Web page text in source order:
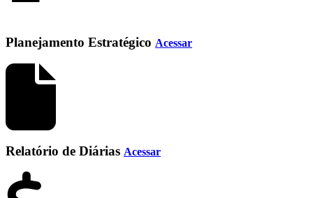
Planejamento Estratégico Acessar
Relatório de Diárias Acessar